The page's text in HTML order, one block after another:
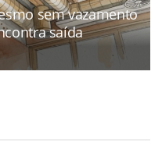
sem vazamento
saída